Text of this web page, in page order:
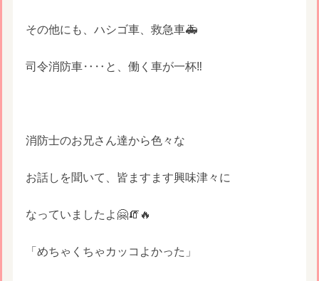
その他にも、ハシゴ車、救急車🚑
司令消防車‥‥と、働く車が一杯‼️
消防士のお兄さん達から色々な
お話しを聞いて、皆ますます興味津々に
なっていましたよ🤗🧯🔥
「めちゃくちゃカッコよかった」